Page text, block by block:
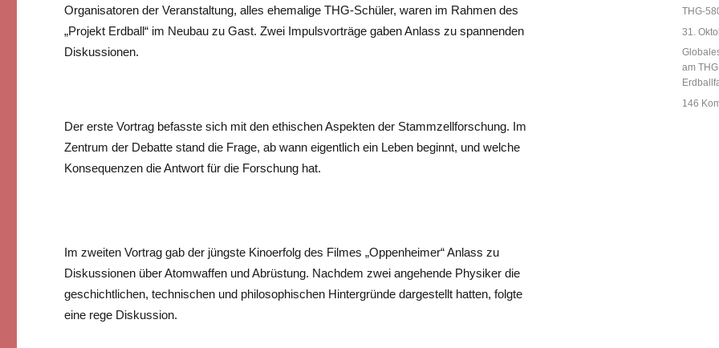
Organisatoren der Veranstaltung, alles ehemalige THG-Schüler, waren im Rahmen des
„Projekt Erdball“ im Neubau zu Gast. Zwei Impulsvorträge gaben Anlass zu spannenden
Diskussionen.
Der erste Vortrag befasste sich mit den ethischen Aspekten der Stammzellforschung. Im
Zentrum der Debatte stand die Frage, ab wann eigentlich ein Leben beginnt, und welche
Konsequenzen die Antwort für die Forschung hat.
Im zweiten Vortrag gab der jüngste Kinoerfolg des Filmes „Oppenheimer“ Anlass zu
Diskussionen über Atomwaffen und Abrüstung. Nachdem zwei angehende Physiker die
geschichtlichen, technischen und philosophischen Hintergründe dargestellt hatten, folgte
eine rege Diskussion.
Autor
THG-
am
31.
am THG
146